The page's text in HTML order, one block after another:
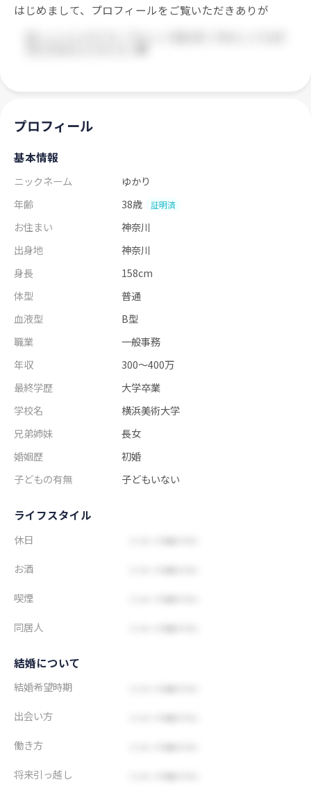
はじめまして、プロフィールをご覧いただきありが
プロフィール
基本情報
ニックネーム
ゆかり
年齢
38歳 証明済
お住まい
神奈川
出身地
神奈川
身長
158cm
体型
普通
血液型
B型
職業
一般事務
年収
300～400万
最終学歴
大学卒業
学校名
横浜美術大学
兄弟姉妹
長女
婚姻歴
初婚
子どもの有無
子どもいない
ライフスタイル
休日
お酒
喫煙
同居人
結婚について
結婚希望時期
出会い方
働き方
将来引っ越し